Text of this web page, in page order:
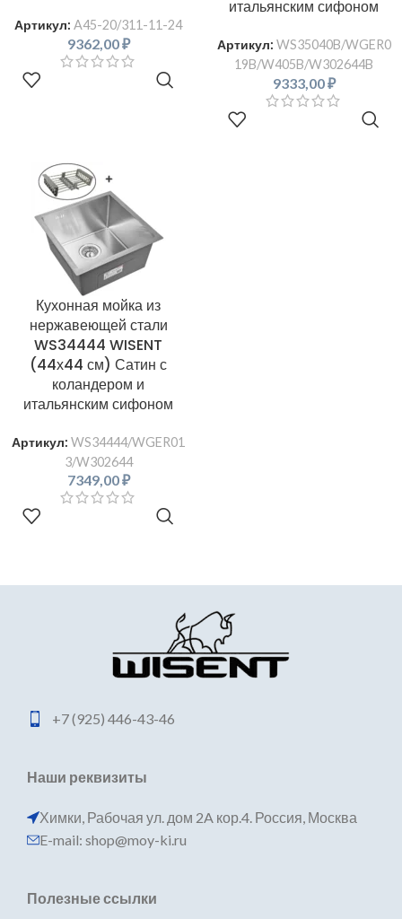
Артикул: A45-20/311-11-24
9362,00₽
итальянским сифоном
Артикул: WS35040B/WGER0
19B/W405B/W302644B
9333,00₽
Кухонная мойка из
нержавеющей стали
WS34444 WISENT
(44х44 см) Сатин с
коландером и
итальянским сифоном
Артикул: WS34444/WGER01
3/W302644
7349,00₽
+7 (925) 446-43-46
Наши реквизиты
Химки, Рабочая ул. дом 2A кор.4. Россия, Москва
E-mail: shop@moy-ki.ru
Полезные ссылки